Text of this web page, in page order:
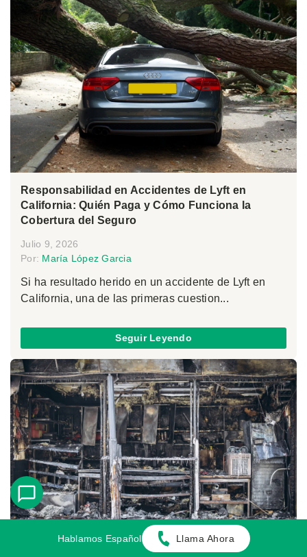
Responsabilidad en Accidentes de Lyft en
California: Quién Paga y Cómo Funciona la
Cobertura del Seguro
Julio 9, 2026
Por: María López Garcia
Si ha resultado herido en un accidente de Lyft en
California, una de las primeras cuestion...
Seguir Leyendo
Hablamos Español Llama Ahora